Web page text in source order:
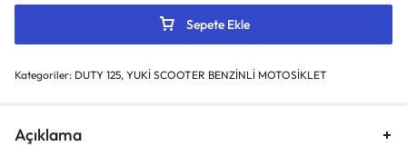
Sepete Ekle
Kategoriler: DUTY 125, YUKİ SCOOTER BENZİNLİ MOTOSİKLET
Açıklama